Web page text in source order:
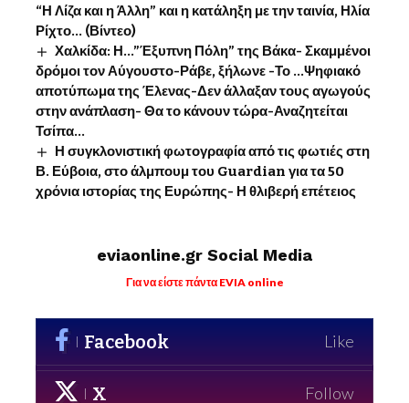
“Η Λίζα και η Άλλη” και η κατάληξη με την ταινία, Ηλία
Ρίχτο… (Βίντεο)
Χαλκίδα: Η…”Έξυπνη Πόλη” της Βάκα- Σκαμμένοι
δρόμοι τον Αύγουστο-Ράβε, ξήλωνε -Το …Ψηφιακό
αποτύπωμα της Έλενας-Δεν άλλαξαν τους αγωγούς
στην ανάπλαση- Θα το κάνουν τώρα-Αναζητείται
Τσίπα…
Η συγκλονιστική φωτογραφία από τις φωτιές στη
Β. Εύβοια, στο άλμπουμ του Guardian για τα 50
χρόνια ιστορίας της Ευρώπης- Η θλιβερή επέτειος
eviaonline.gr Social Media
Για να είστε πάντα EVIA online
Facebook Like
X Follow